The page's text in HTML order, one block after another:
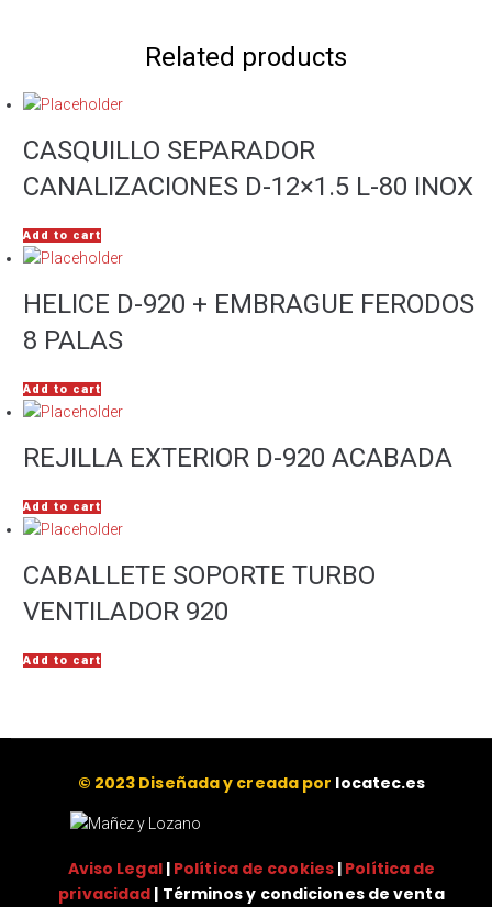
Related products
CASQUILLO SEPARADOR
CANALIZACIONES D-12×1.5 L-80 INOX
Add to cart
HELICE D-920 + EMBRAGUE FERODOS
8 PALAS
Add to cart
REJILLA EXTERIOR D-920 ACABADA
Add to cart
CABALLETE SOPORTE TURBO
VENTILADOR 920
Add to cart
© 2023 Diseñada y creada por locatec.es
Aviso Legal| Política de cookies| Política de
privacidad | Términos y condiciones de venta